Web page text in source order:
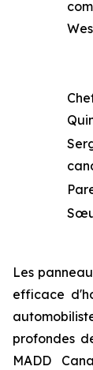
Les
efficace
profondes
MADD